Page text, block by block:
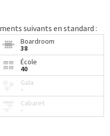
suivants en standard :
(USB)
de conférence
Boardroom
38
École
40
Gala
-
Cabaret
-